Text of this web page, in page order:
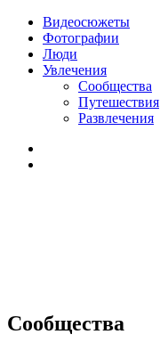
Видеосюжеты
Фотографии
Люди
Увлечения
Сообщества
Путешествия
Развлечения
Сообщества